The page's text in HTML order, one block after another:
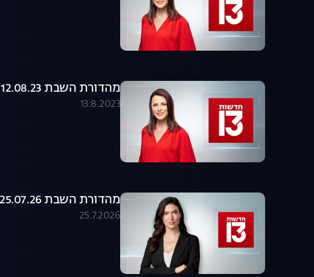
מהדורת השבת 12.08.23 - המהדורה המלאה
13.8.2023
מהדורת השבת 25.07.26 - המהדורה המלאה
25.7.2026